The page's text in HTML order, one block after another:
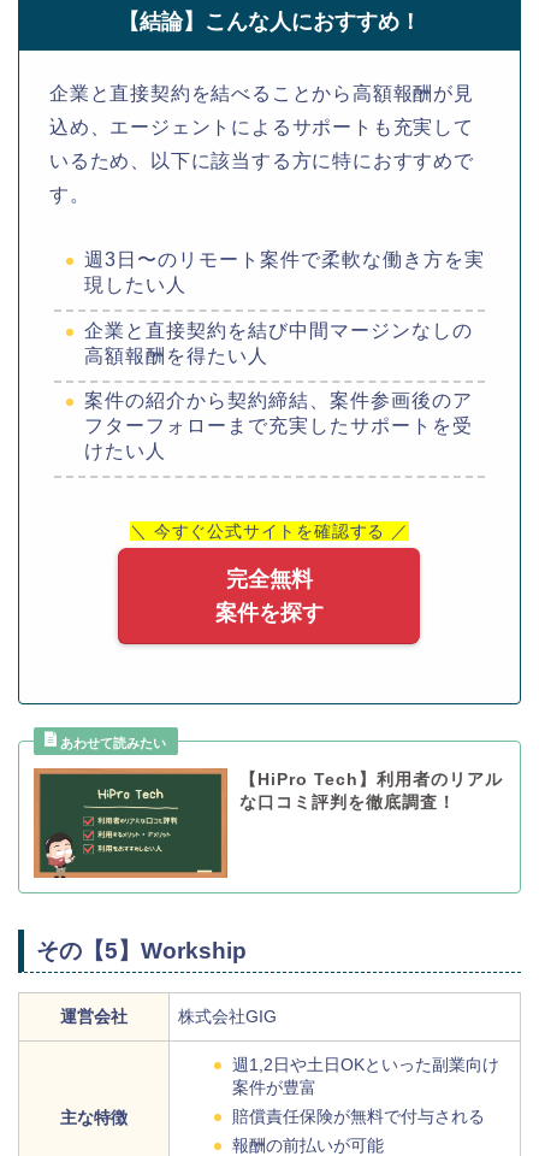
【結論】こんな人におすすめ！
企業と直接契約を結べることから高額報酬が見
込め、エージェントによるサポートも充実して
いるため、以下に該当する方に特におすすめで
す。
週3日〜のリモート案件で柔軟な働き方を実
現したい人
企業と直接契約を結び中間マージンなしの
高額報酬を得たい人
案件の紹介から契約締結、案件参画後のア
フターフォローまで充実したサポートを受
けたい人
＼ 今すぐ公式サイトを確認する ／
完全無料
案件を探す
【HiPro Tech】利用者のリアル
な口コミ評判を徹底調査！
その【5】Workship
運営会社 株式会社GIG
主な特徴
週1,2日や土日OKといった副業向け
案件が豊富
賠償責任保険が無料で付与される
報酬の前払いが可能